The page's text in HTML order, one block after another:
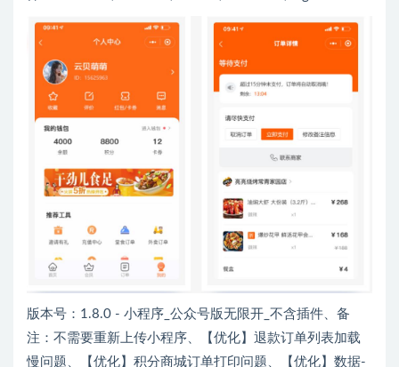
版本号：1.8.0 - 小程序_公众号版无限开_不含插件、备
注：不需要重新上传小程序、【优化】退款订单列表加载
慢问题、【优化】积分商城订单打印问题、【优化】数据-